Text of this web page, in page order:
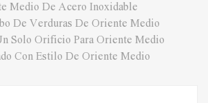
Medio De Acero Inoxidable
De Verduras De Oriente Medio
Solo Orificio Para Oriente Medio
Con Estilo De Oriente Medio